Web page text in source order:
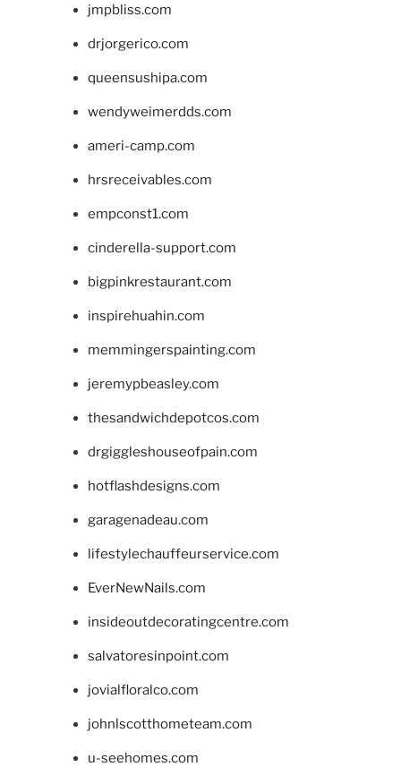
jmpbliss.com
drjorgerico.com
queensushipa.com
wendyweimerdds.com
ameri-camp.com
hrsreceivables.com
empconst1.com
cinderella-support.com
bigpinkrestaurant.com
inspirehuahin.com
memmingerspainting.com
jeremypbeasley.com
thesandwichdepotcos.com
drgiggleshouseofpain.com
hotflashdesigns.com
garagenadeau.com
lifestylechauffeurservice.com
EverNewNails.com
insideoutdecoratingcentre.com
salvatoresinpoint.com
jovialfloralco.com
johnlscotthometeam.com
u-seehomes.com